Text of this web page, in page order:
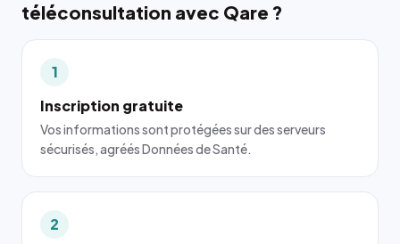
téléconsultation avec Qare ?
1
Inscription gratuite
Vos informations sont protégées sur des serveurs
sécurisés, agréés Données de Santé.
2